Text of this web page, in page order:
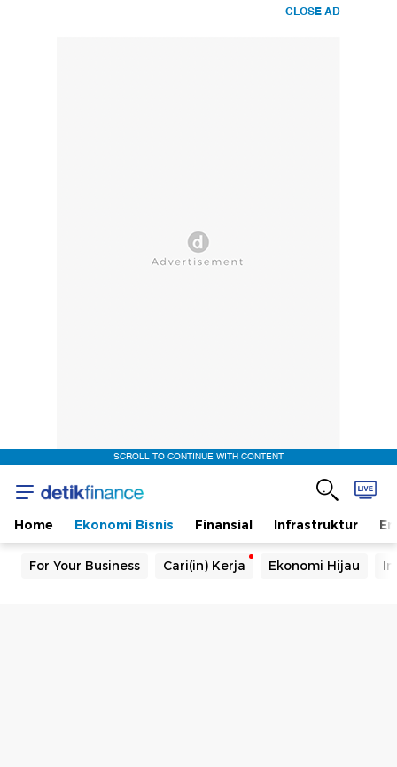
CLOSE AD
SCROLL TO CONTINUE WITH CONTENT
Home Ekonomi Bisnis Finansial Infrastruktur
For Your Business Cari(in) Kerja Ekonomi Hijau